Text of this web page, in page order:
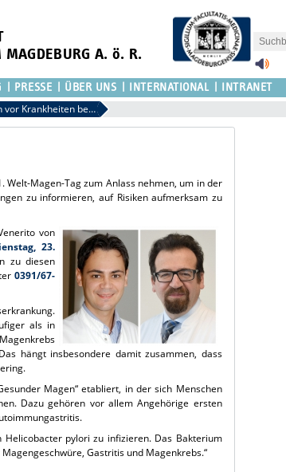
MAGDEBURG A. ö. R.
PRESSE ÜBER UNS INTERNATIONAL INTRANET
23-10-2018 Den Magen vor Krankheiten besser schützen
Magen-Tag zum Anlass nehmen, um in der
zu informieren, auf Risiken aufmerksam zu
von
23.
zu diesen
0391/67-
als in
hängt insbesondere damit zusammen, dass
Magen“ etabliert, in der sich Menschen
Dazu gehören vor allem Angehörige ersten
pylori zu infizieren. Das Bakterium
Gastritis und Magenkrebs.“